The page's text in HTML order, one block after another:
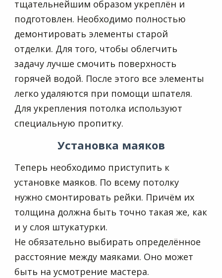
тщательнейшим образом укреплён и
подготовлен. Необходимо полностью
демонтировать элементы старой
отделки. Для того, чтобы облегчить
задачу лучше смочить поверхность
горячей водой. После этого все элементы
легко удаляются при помощи шпателя.
Для укрепления потолка используют
специальную пропитку.
Установка маяков
Теперь необходимо приступить к
установке маяков. По всему потолку
нужно смонтировать рейки. Причём их
толщина должна быть точно такая же, как
и у слоя штукатурки.
Не обязательно выбирать определённое
расстояние между маяками. Оно может
быть на усмотрение мастера.